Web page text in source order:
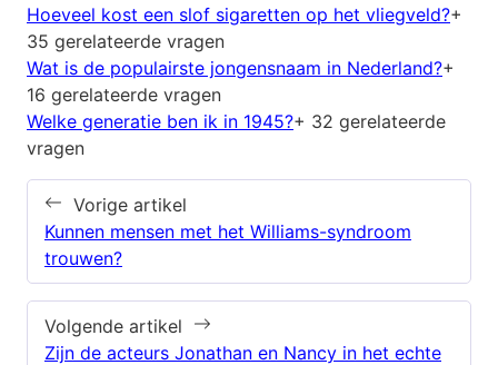
Hoeveel kost een slof sigaretten op het vliegveld?+
35 gerelateerde vragen
Wat is de populairste jongensnaam in Nederland?+
16 gerelateerde vragen
Welke generatie ben ik in 1945?+ 32 gerelateerde
vragen
Vorige artikel
Kunnen mensen met het Williams-syndroom
trouwen?
Volgende artikel
Zijn de acteurs Jonathan en Nancy in het echte